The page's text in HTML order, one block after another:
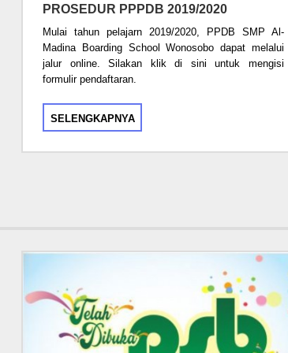
PROSEDUR PPPDB 2019/2020
Mulai tahun pelajarn 2019/2020, PPDB SMP Al-
Madina Boarding School Wonosobo dapat melalui
jalur online. Silakan klik di sini untuk mengisi
formulir pendaftaran.
SELENGKAPNYA